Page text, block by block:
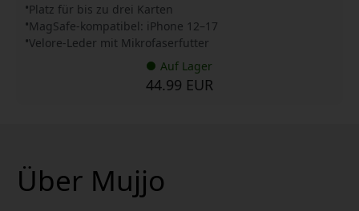
Platz für bis zu drei Karten
MagSafe-kompatibel: iPhone 12–17
Velore-Leder mit Mikrofaserfutter
Auf Lager
44.99 EUR
Über Mujjo